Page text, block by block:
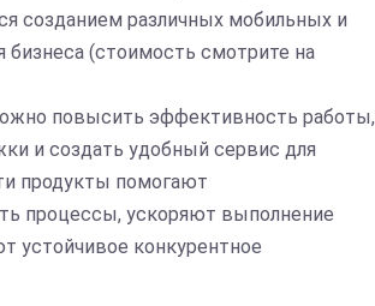
созданием различных мобильных и
бизнеса (стоимость смотрите на
повысить эффективность работы,
и создать удобный сервис для
продукты помогают
процессы, ускоряют выполнение
устойчивое конкурентное